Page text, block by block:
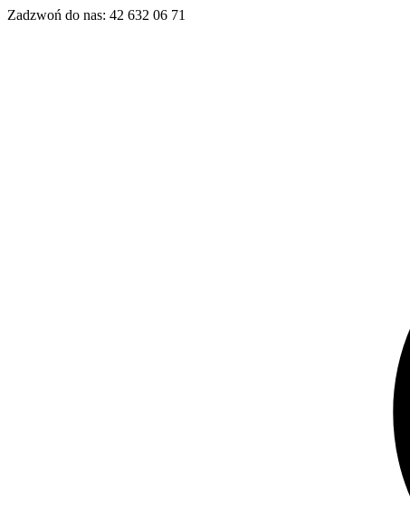
Zadzwoń do nas: 42 632 06 71